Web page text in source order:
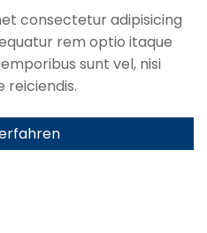
consectetur adipisicing
rem optio itaque
sunt vel, nisi
reiciendis.